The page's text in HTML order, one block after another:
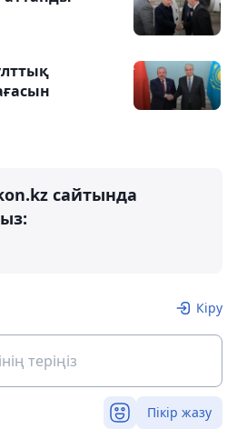
сайтында
Кіру
Пікір жазу